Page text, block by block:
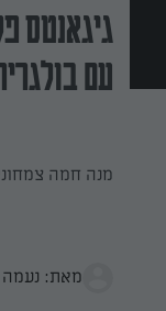
גיגאנטס
עם
מנה חמה
מאת: נעמה